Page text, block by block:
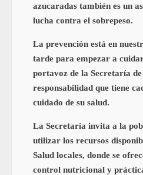
azucaradas también es un
lucha contra el sobrepeso.
La prevención está en
tarde para empezar a
portavoz de la Secretaría
responsabilidad que tiene
cuidado de su salud.
La Secretaría invita a la
utilizar los recursos
Salud locales, donde se
control nutricional y